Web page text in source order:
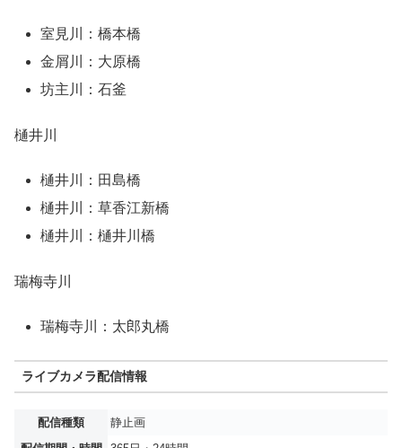
室見川：橋本橋
金屑川：大原橋
坊主川：石釜
樋井川
樋井川：田島橋
樋井川：草香江新橋
樋井川：樋井川橋
瑞梅寺川
瑞梅寺川：太郎丸橋
ライブカメラ配信情報
配信種類
静止画